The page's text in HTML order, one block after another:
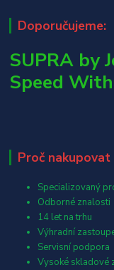
Doporučujeme:
SUPRA by
Speed
Proč nakupovat
Specializovaný
Odborné znalosti
14 let na trhu
Výhradní
Servisní podpora
Vysoké skladové